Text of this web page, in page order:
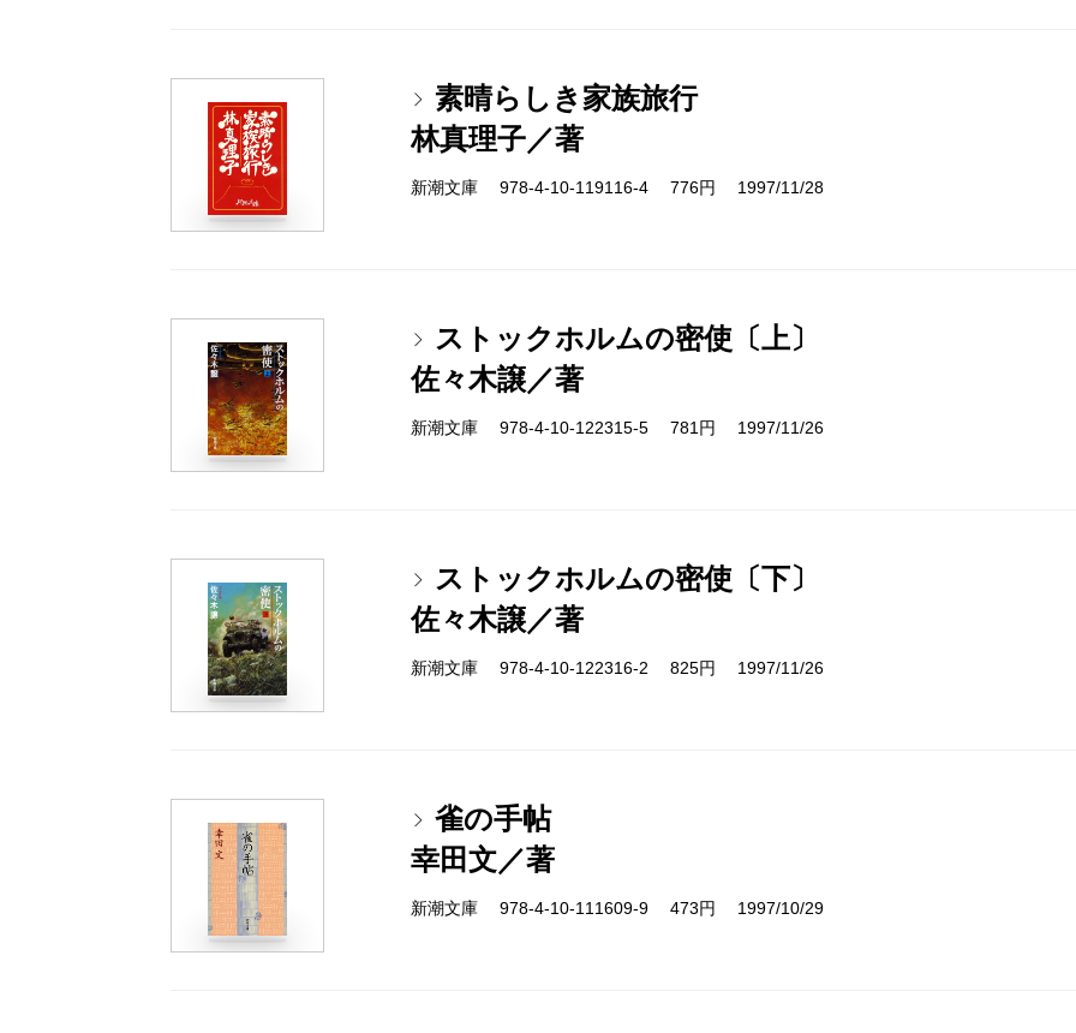
素晴らしき家族旅行
林真理子／著
新潮文庫 978-4-10-119116-4 776円 1997/11/28
ストックホルムの密使〔上〕
佐々木譲／著
新潮文庫 978-4-10-122315-5 781円 1997/11/26
ストックホルムの密使〔下〕
佐々木譲／著
新潮文庫 978-4-10-122316-2 825円 1997/11/26
雀の手帖
幸田文／著
新潮文庫 978-4-10-111609-9 473円 1997/10/29